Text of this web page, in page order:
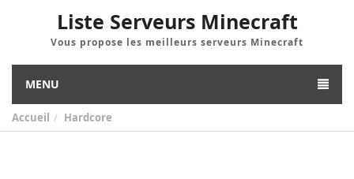
Liste Serveurs Minecraft
Vous propose les meilleurs serveurs Minecraft
MENU
Accueil Hardcore